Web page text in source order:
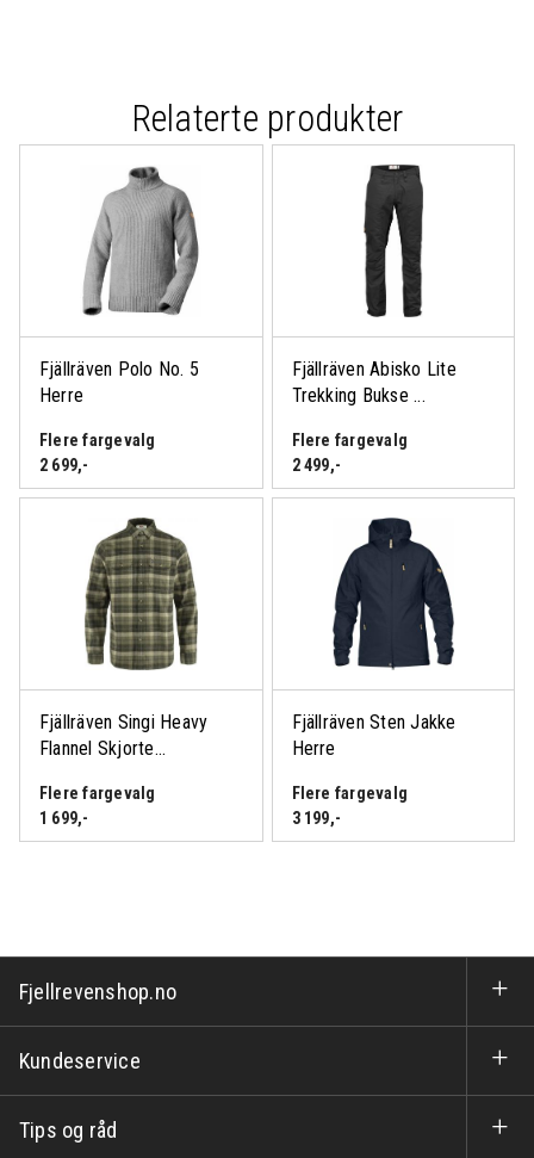
Relaterte produkter
Fjällräven Polo No. 5
Herre
Flere fargevalg
2 699,-
Fjällräven Abisko Lite
Trekking Bukse ...
Flere fargevalg
2 499,-
Fjällräven Singi Heavy
Flannel Skjorte...
Flere fargevalg
1 699,-
Fjällräven Sten Jakke
Herre
Flere fargevalg
3 199,-
Fjellrevenshop.no
Kundeservice
Tips og råd